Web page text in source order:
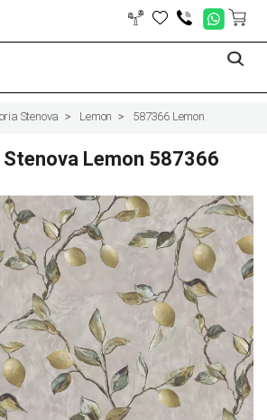
Stenova Lemon 587366 Lemon
Lemon 587366